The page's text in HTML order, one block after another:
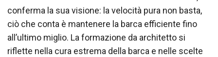
conferma la sua visione: la velocità pura non basta,
ciò che conta è mantenere la barca efficiente fino
all’ultimo miglio. La formazione da architetto si
riflette nella cura estrema della barca e nelle scelte